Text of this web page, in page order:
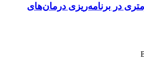
در برنامه‌ریزی درمان‌های